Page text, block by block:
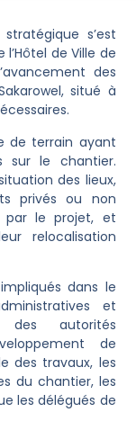
s’est
de Ville de
des
situé à
de terrain ayant
sur le chantier.
des lieux,
privés ou non
par le projet, et
relocalisation
dans le
et
des autorités
de
des travaux, les
du chantier, les
les délégués de